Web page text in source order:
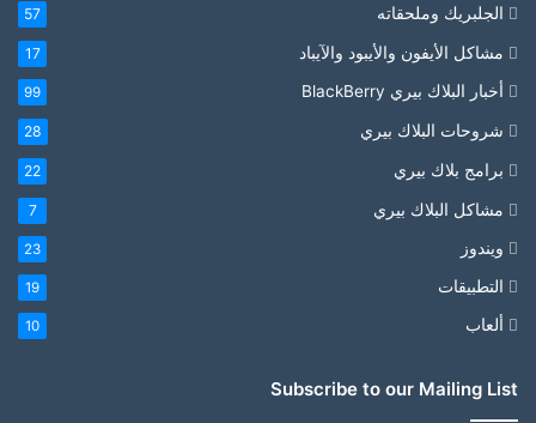
الجلبريك وملحقاته 57
مشاكل الأيفون والأيبود والآيباد 17
أخبار البلاك بيري BlackBerry 99
شروحات البلاك بيري 28
برامج بلاك بيري 22
مشاكل البلاك بيري 7
ويندوز 23
التطبيقات 19
ألعاب 10
Subscribe to our Mailing List